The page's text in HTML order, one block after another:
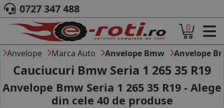
ACASA
DESPRE NOI
ANVELOPE
AUTO
CAMION
MOTO
0727 347 488
0
Anvelope Marca Auto Anvelope Bmw Anvelope
Cauciucuri Bmw Seria 1 265 35 R19
Anvelope Bmw Seria 1 265 35 R19 - Alege
din cele 40de produse